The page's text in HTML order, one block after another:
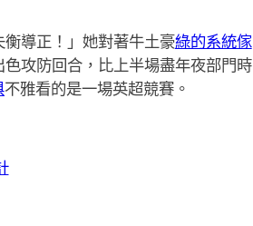
導正！」她對著牛土豪綠的系統傢
攻防回合，比上半場盡年夜部門時
不雅看的是一場英超競賽。